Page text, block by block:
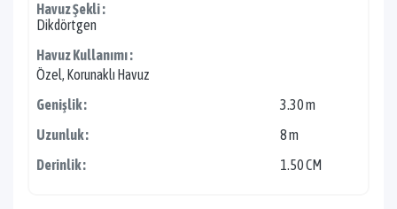
Havuz Şekli :
Dikdörtgen
Havuz Kullanımı :
Özel, Korunaklı Havuz
Genişlik :
3.30 m
Uzunluk :
8 m
Derinlik :
1.50 CM